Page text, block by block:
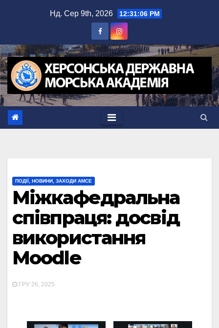
Нд. Сер 9th, 2026 12:31:06 PM
ПОДІЇ, НОВИНИ, ЗАХОДИ АМСЕ
Міжкафедральна
співпраця: досвід
використання
Moodle
ГРУ 26, 2025